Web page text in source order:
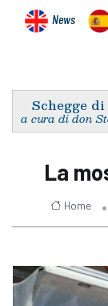
News
Schegge
a cura di don
La
Home